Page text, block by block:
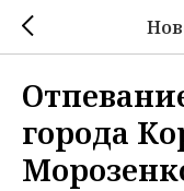
города